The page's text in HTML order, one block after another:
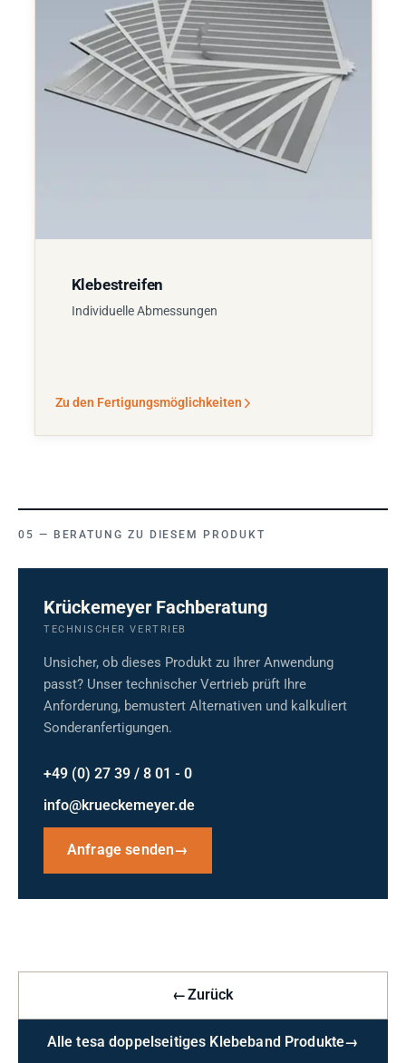
Klebestreifen
Individuelle Abmessungen
Zu den Fertigungsmöglichkeiten
BERATUNG ZU DIESEM PRODUKT
Krückemeyer Fachberatung
TECHNISCHER VERTRIEB
Unsicher, ob dieses Produkt zu Ihrer Anwendung
passt? Unser technischer Vertrieb prüft Ihre
Anforderung, bemustert Alternativen und kalkuliert
Sonderanfertigungen.
+49 (0) 27 39 / 8 01 - 0
info@krueckemeyer.de
Anfrage senden→
←Zurück
Alle tesa doppelseitiges Klebeband Produkte→